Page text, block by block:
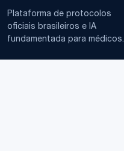
Plataforma de protocolos
oficiais brasileiros e IA
fundamentada para médicos.